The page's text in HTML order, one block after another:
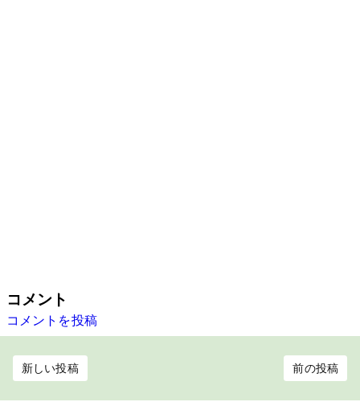
コメント
コメントを投稿
新しい投稿 前の投稿